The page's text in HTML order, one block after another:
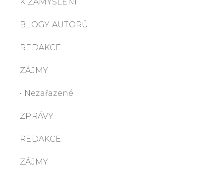
BLOGY AUTORŮ
REDAKCE
ZÁJMY
• Nezařazené
ZPRÁVY
REDAKCE
ZÁJMY